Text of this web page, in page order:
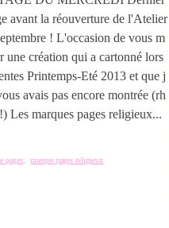
avant la réouverture de l'Atelier
! L'occasion de vous m
une création qui a cartonné lors
Printemps-Eté 2013 et que j
avais pas encore montrée (rh
Les marques pages religieux...
pages ,marque pages religieux